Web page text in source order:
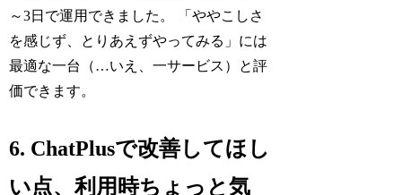
～3日で運用できました。 「ややこしさ
を感じず、とりあえずやってみる」には
最適な一台（…いえ、一サービス）と評
価できます。
6. ChatPlusで改善してほし
い点、利用時ちょっと気